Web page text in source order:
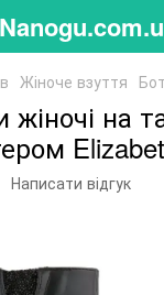
Жіноче взуття
на
Написати відгук